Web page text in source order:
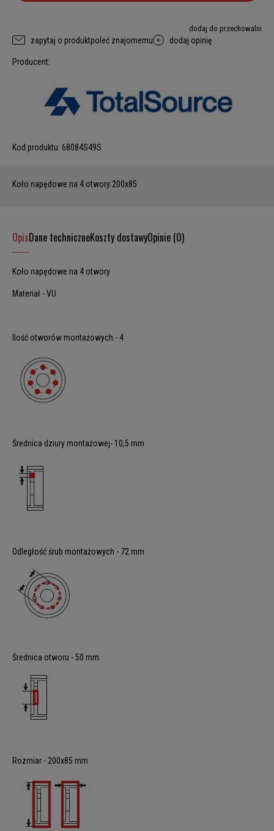
dodaj do przechowalni
zapytaj o produktpoleć znajomemu dodaj opinię
Producent:
Kod produktu: 68084S49S
Koło napędowe na 4 otwory 200x85
OpisDane techniczneKoszty dostawyOpinie (0)
Koło napędowe na 4 otwory
Materiał - VU
Ilość otworów montażowych - 4
Średnica dziury montażowej- 10,5 mm
Odległość śrub montażowych - 72 mm
Średnica otworu - 50 mm
Rozmiar - 200x85 mm